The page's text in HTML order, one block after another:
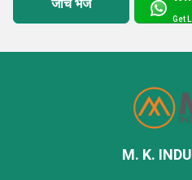
जांच भेजें
Get
M. K.